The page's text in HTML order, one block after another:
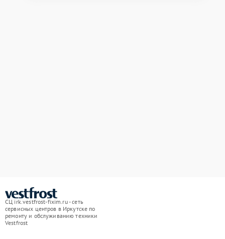
СЦ irk.vestfrost-fixim.ru - сеть
сервисных центров в Иркутске по
ремонту и обслуживанию техники
Vestfrost